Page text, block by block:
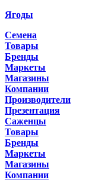
Ягоды
Семена
Товары
Бренды
Маркеты
Магазины
Компании
Производители
Презентация
Саженцы
Товары
Бренды
Маркеты
Магазины
Компании